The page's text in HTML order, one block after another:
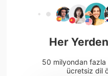
Her
50 milyondan fazla
ücretsiz dil